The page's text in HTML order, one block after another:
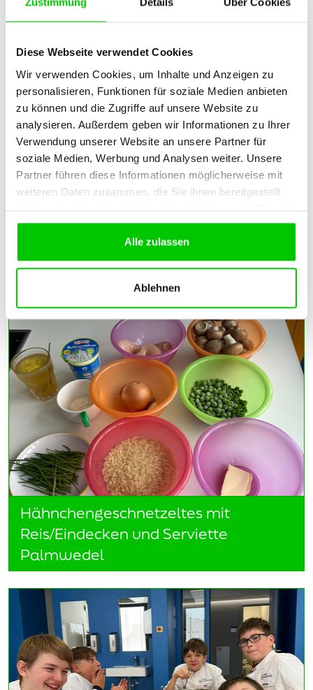
Diese Webseite verwendet Cookies
Wir verwenden Cookies, um Inhalte und Anzeigen zu
personalisieren, Funktionen für soziale Medien anbieten
zu können und die Zugriffe auf unsere Website zu
analysieren. Außerdem geben wir Informationen zu Ihrer
Verwendung unserer Website an unsere Partner für
soziale Medien, Werbung und Analysen weiter. Unsere
Partner führen diese Informationen möglicherweise mit
weiteren Daten zusammen, die Sie ihnen bereitgestellt
gesammelt haben.
Alle zulassen
Ablehnen
Lyoner Kartoffel Pfanne und
Saftschorle
Osterbrot- Serviette Osterhase
Hähnchengeschnetzeltes mit
Reis/Eindecken und Serviette
Palmwedel